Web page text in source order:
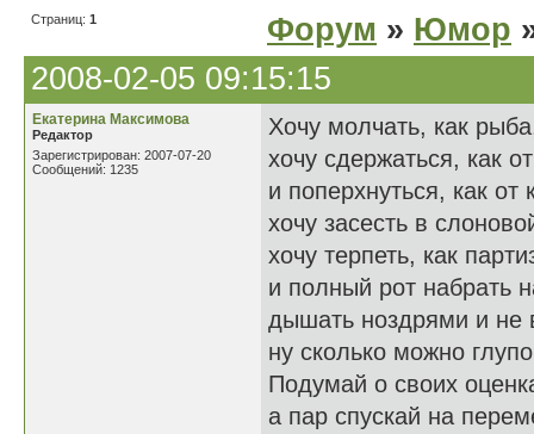
Страниц: 1 Форум » Юмор
2008-02-05 09:15:15
Екатерина Максимова
Редактор
Зарегистрирован: 2007-07-20
Сообщений: 1235
Хочу молчать, как
хочу сдержаться, как
и поперхнуться, как от
хочу засесть в
хочу терпеть, как
и полный рот набрать
дышать ноздрями и не
ну сколько можно
Подумай о своих
а пар спускай на